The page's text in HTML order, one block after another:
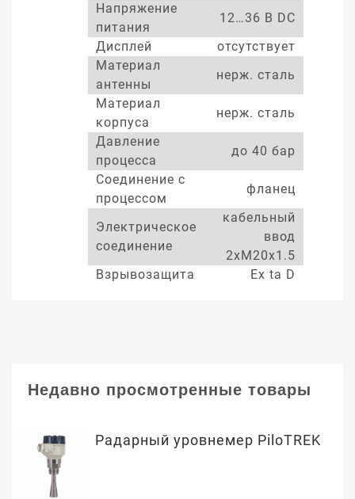
Напряжение
питания
12…36 В DC
Дисплей
отсутствует
Материал
антенны
нерж. сталь
Материал
корпуса
нерж. сталь
Давление
процесса
до 40 бар
Соединение с
процессом
фланец
Электрическое
соединение
кабельный
ввод
2xM20x1.5
Взрывозащита
Ex ta D
Недавно просмотренные товары
Радарный уровнемер PiloTREK